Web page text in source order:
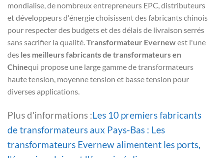
mondialise, de nombreux entrepreneurs EPC, distributeurs
et développeurs d'énergie choisissent des fabricants chinois
pour respecter des budgets et des délais de livraison serrés
sans sacrifier la qualité.Transformateur Evernewest l'une
des les meilleurs fabricants de transformateurs en
Chinequi propose une large gamme de transformateurs
haute tension, moyenne tension et basse tension pour
diverses applications.
Plus d'informations :Les 10 premiers fabricants
de transformateurs aux Pays-Bas : Les
transformateurs Evernew alimentent les ports,